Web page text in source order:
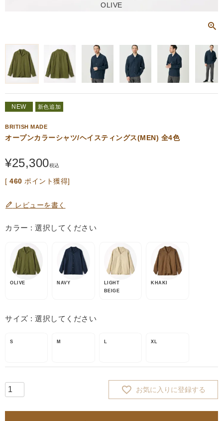
OLIVE
NEW 新色追加
BRITISH MADE
オープンカラーシャツ/ヘイスティングス(MEN) 全4色
¥25,300税込
[ 460 ポイント獲得]
レビューを書く
カラー 選択してください
OLIVE NAVY
LIGHT
BEIGE
KHAKI
サイズ 選択してください
S M L XL
お気に入りに登録する